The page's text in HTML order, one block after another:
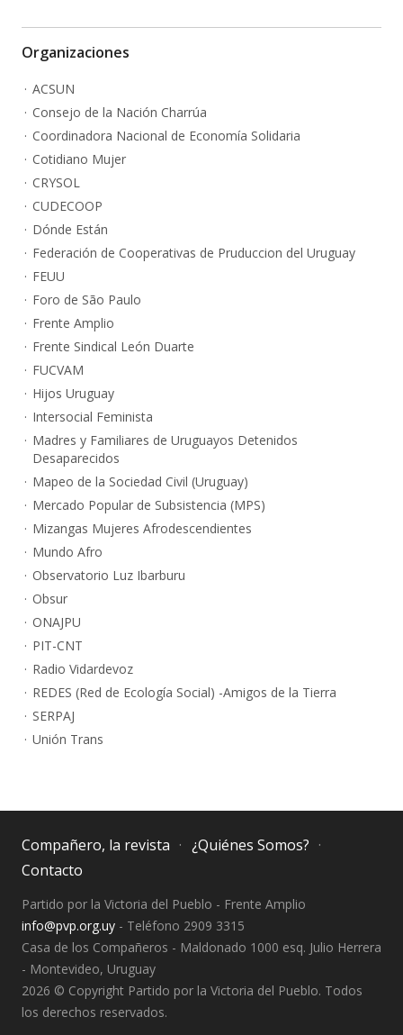
Organizaciones
ACSUN
Consejo de la Nación Charrúa
Coordinadora Nacional de Economía Solidaria
Cotidiano Mujer
CRYSOL
CUDECOOP
Dónde Están
Federación de Cooperativas de Pruduccion del Uruguay
FEUU
Foro de São Paulo
Frente Amplio
Frente Sindical León Duarte
FUCVAM
Hijos Uruguay
Intersocial Feminista
Madres y Familiares de Uruguayos Detenidos
Desaparecidos
Mapeo de la Sociedad Civil (Uruguay)
Mercado Popular de Subsistencia (MPS)
Mizangas Mujeres Afrodescendientes
Mundo Afro
Observatorio Luz Ibarburu
Obsur
ONAJPU
PIT-CNT
Radio Vidardevoz
REDES (Red de Ecología Social) -Amigos de la Tierra
SERPAJ
Unión Trans
Compañero, la revista
¿Quiénes Somos?
Contacto
Partido por la Victoria del Pueblo - Frente Amplio
info@pvp.org.uy - Teléfono 2909 3315
Casa de los Compañeros - Maldonado 1000 esq. Julio Herrera
- Montevideo, Uruguay
2026 © Copyright Partido por la Victoria del Pueblo. Todos
los derechos reservados.